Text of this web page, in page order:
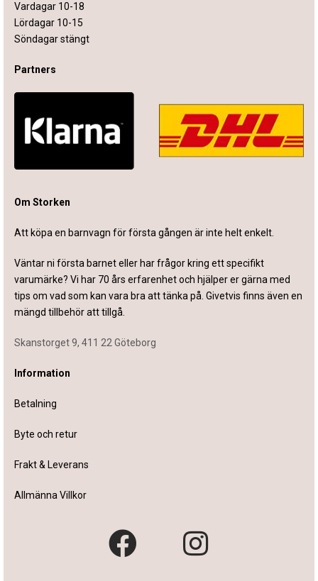
Vardagar 10-18
Lördagar 10-15
Söndagar stängt
Partners
Om Storken
Att köpa en barnvagn för första gången är inte helt enkelt.
Väntar ni första barnet eller har frågor kring ett specifikt
varumärke? Vi har 70 års erfarenhet och hjälper er gärna med
tips om vad som kan vara bra att tänka på. Givetvis finns även en
mängd tillbehör att tillgå.
Skanstorget 9, 411 22 Göteborg
Information
Betalning
Byte och retur
Frakt & Leverans
Allmänna Villkor